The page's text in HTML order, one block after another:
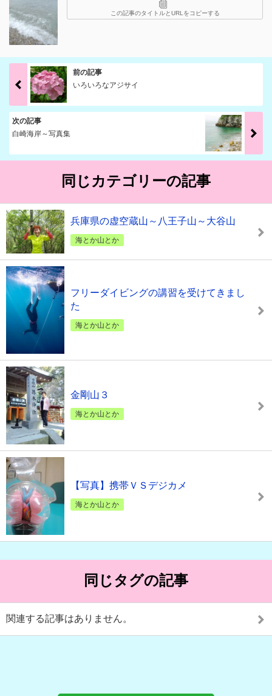
この記事のタイトルとURLをコピーする
前の記事
いろいろなアジサイ
次の記事
白崎海岸～写真集
同じカテゴリーの記事
兵庫県の虚空蔵山～八王子山～大谷山
海とか山とか
フリーダイビングの講習を受けてきまし
た
海とか山とか
金剛山３
海とか山とか
【写真】携帯ＶＳデジカメ
海とか山とか
同じタグの記事
関連する記事はありません。